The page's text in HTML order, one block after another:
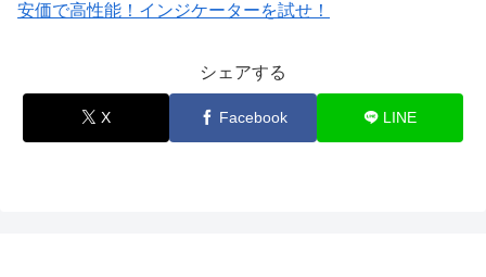
安価で高性能！インジケーターを試せ！
シェアする
X Facebook LINE